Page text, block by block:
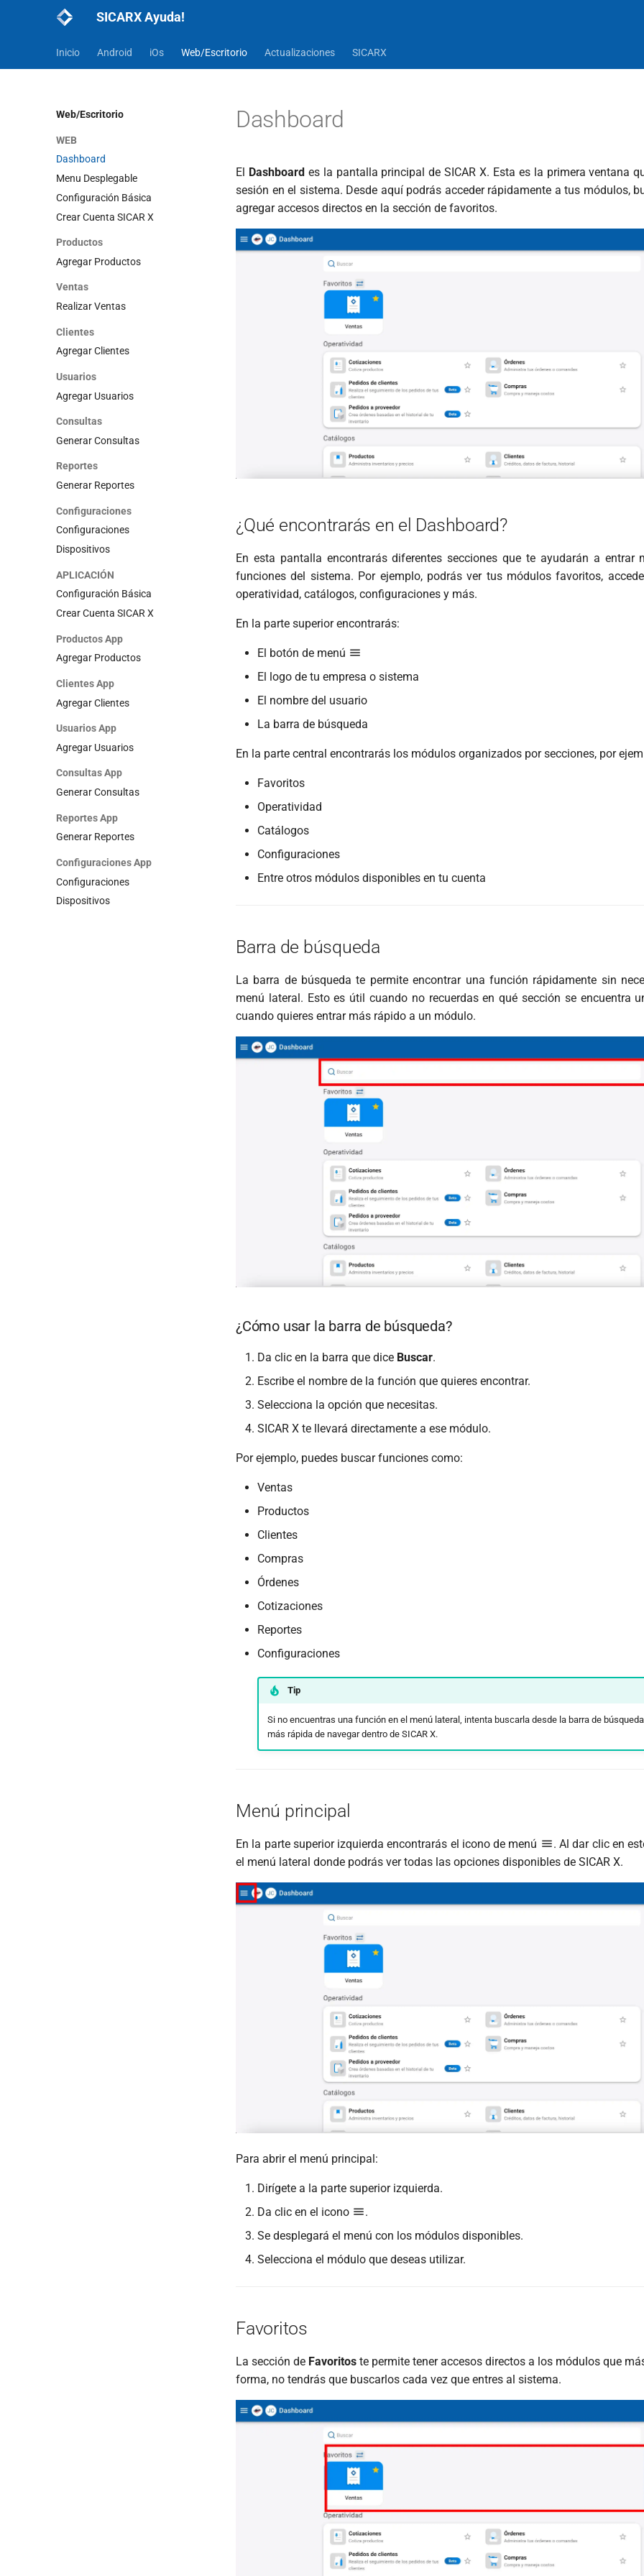
SICARX Ayuda!
Inicio Android iOs Web/Escritorio Actualizaciones SICARX
Web/Escritorio
WEB
Dashboard
Menu Desplegable
Configuración Básica
Crear Cuenta SICAR X
Productos
Agregar Productos
Ventas
Realizar Ventas
Clientes
Agregar Clientes
Usuarios
Agregar Usuarios
Consultas
Generar Consultas
Reportes
Generar Reportes
Configuraciones
Configuraciones
Dispositivos
APLICACIÓN
Configuración Básica
Crear Cuenta SICAR X
Productos App
Agregar Productos
Clientes App
Agregar Clientes
Usuarios App
Agregar Usuarios
Consultas App
Generar Consultas
Reportes App
Generar Reportes
Configuraciones App
Configuraciones
Dispositivos
Dashboard
El Dashboardes la pantalla principal de SICAR X. Esta es la primera ventana
sesión en el sistema. Desde aquí podrás acceder rápidamente a tus módulos,
agregar accesos directos en la sección de favoritos.
¿Qué encontrarás en el Dashboard?
En esta pantalla encontrarás diferentes secciones que te ayudarán a entrar
funciones del sistema. Por ejemplo, podrás ver tus módulos favoritos,
operatividad, catálogos, configuraciones y más.
En la parte superior encontrarás:
El botón de menú
El logo de tu empresa o sistema
El nombre del usuario
La barra de búsqueda
En la parte central encontrarás los módulos organizados por secciones, por
Favoritos
Operatividad
Catálogos
Configuraciones
Entre otros módulos disponibles en tu cuenta
Barra de búsqueda
La barra de búsqueda te permite encontrar una función rápidamente sin
menú lateral. Esto es útil cuando no recuerdas en qué sección se encuentra
cuando quieres entrar más rápido a un módulo.
¿Cómo usar la barra de búsqueda?
Da clic en la barra que dice Buscar.
Escribe el nombre de la función que quieres encontrar.
Selecciona la opción que necesitas.
SICAR X te llevará directamente a ese módulo.
Por ejemplo, puedes buscar funciones como:
Ventas
Productos
Clientes
Compras
Órdenes
Cotizaciones
Reportes
Configuraciones
Tip
Si no encuentras una función en el menú lateral, intenta buscarla desde la barra de
más rápida de navegar dentro de SICAR X.
Menú principal
En la parte superior izquierda encontrarás el icono de menú
. Al dar clic en
el menú lateral donde podrás ver todas las opciones disponibles de SICAR X.
Para abrir el menú principal:
Dirígete a la parte superior izquierda.
Da clic en el icono
.
Se desplegará el menú con los módulos disponibles.
Selecciona el módulo que deseas utilizar.
Favoritos
La sección de Favoritos te permite tener accesos directos a los módulos que
forma, no tendrás que buscarlos cada vez que entres al sistema.